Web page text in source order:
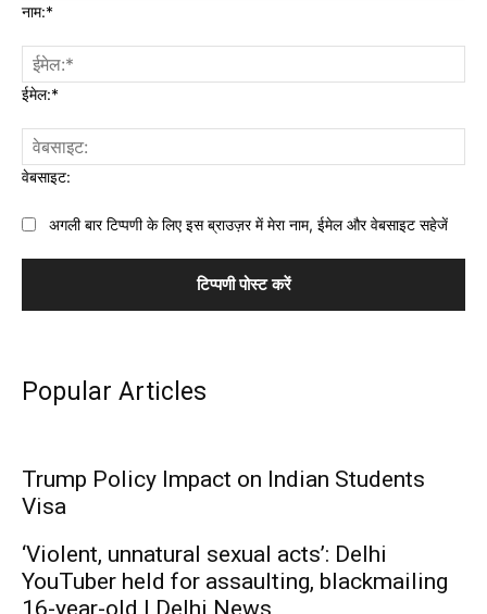
नाम:*
ईमेल:*
वेबसाइट:
अगली बार टिप्पणी के लिए इस ब्राउज़र में मेरा नाम, ईमेल और वेबसाइट सहेजें
Popular Articles
Trump Policy Impact on Indian Students
Visa
‘Violent, unnatural sexual acts’: Delhi
YouTuber held for assaulting, blackmailing
16-year-old | Delhi News